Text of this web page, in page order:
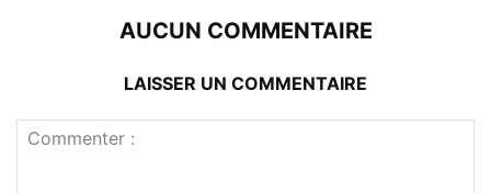
AUCUN COMMENTAIRE
LAISSER UN COMMENTAIRE